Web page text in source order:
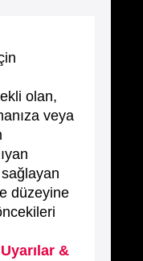
olan,
veya
düzeyine
&